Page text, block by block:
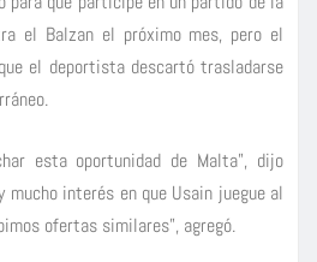
el Balzan el próximo mes, pero el
el deportista descartó trasladarse
esta oportunidad de Malta”, dijo
mucho interés en que Usain juegue al
ofertas similares”, agregó.